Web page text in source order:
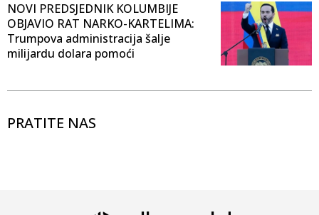
NOVI PREDSJEDNIK KOLUMBIJE
OBJAVIO RAT NARKO-KARTELIMA:
Trumpova administracija šalje
milijardu dolara pomoći
PRATITE NAS